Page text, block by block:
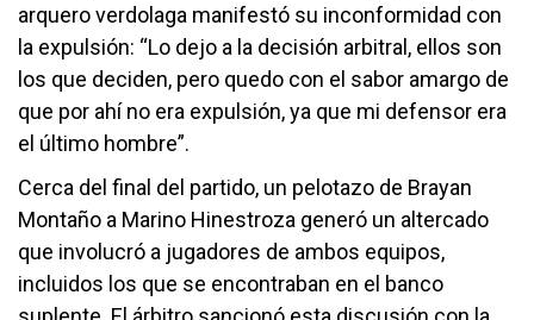
arquero verdolaga manifestó su inconformidad con
la expulsión: “Lo dejo a la decisión arbitral, ellos son
los que deciden, pero quedo con el sabor amargo de
que por ahí no era expulsión, ya que mi defensor era
el último hombre”.
Cerca del final del partido, un pelotazo de Brayan
Montaño a Marino Hinestroza generó un altercado
que involucró a jugadores de ambos equipos,
incluidos los que se encontraban en el banco